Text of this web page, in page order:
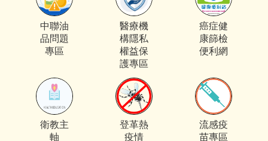
中聯油
品問題
專區
醫療機
構隱私
權益保
護專區
癌症健
康篩檢
便利網
衛教主
軸
登革熱
疫情
流感疫
苗專區